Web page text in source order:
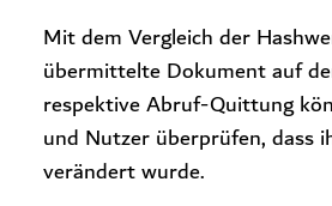
Mit dem Vergleich der
übermittelte Dokument auf
respektive Abruf-Quittung
und Nutzer überprüfen, dass
verändert wurde.